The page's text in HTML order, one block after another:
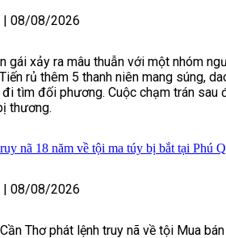
08/08/2026
gái xảy ra mâu thuẫn với một nhóm
rủ thêm 5 thanh niên mang súng,
tìm đối phương. Cuộc chạm trán sau
thương.
nã 18 năm về tội ma túy bị bắt tại Phú
08/08/2026
Thơ phát lệnh truy nã về tội Mua